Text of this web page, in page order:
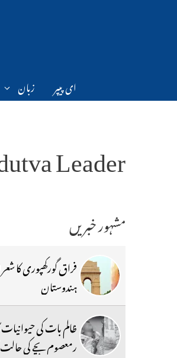
ای پیپر زبان
Leader
مشہور خبریں
فراق گورکھپوری کا
ہندوستان
ظالم بات کی حیوانیات
رمعصوم بچے کی